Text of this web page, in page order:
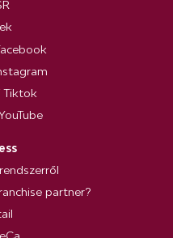
Tiktok
partner?